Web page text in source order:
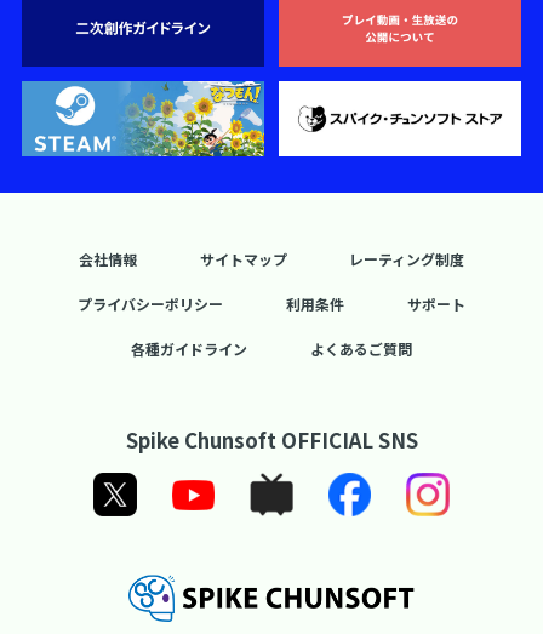
会社情報 サイトマップ レーティング制度
プライバシーポリシー 利用条件 サポート
各種ガイドライン よくあるご質問
Spike Chunsoft OFFICIAL SNS